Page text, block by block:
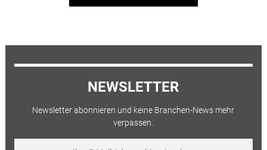
NEWSLETTER
Newsletter abonnieren und keine Branchen-News mehr
verpassen.